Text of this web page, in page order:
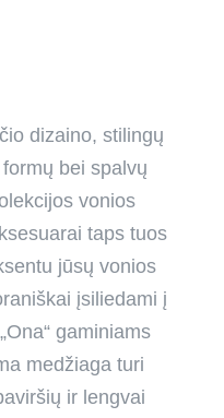
dizaino, stilingų
bei spalvų
vonios
taps tuos
jūsų vonios
įsiliedami į
gaminiams
medžiaga turi
ir lengvai